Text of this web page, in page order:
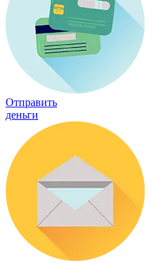
Отправить
деньги